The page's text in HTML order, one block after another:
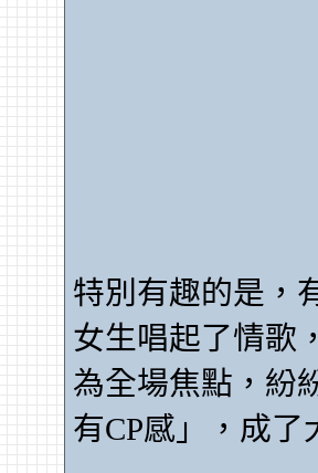
特別有趣的是，
女生唱起了情歌
為全場焦點，紛
有CP感」，成